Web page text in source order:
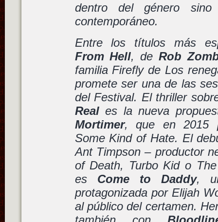
dentro del género
contemporáneo.
Entre los títulos más
From Hell, deRob
familia Firefly de Los
promete ser una de las
del Festival. El thriller
Reales la nueva
Mortimer, que en 2015
Some Kind of Hate. El
Ant Timpson – productor
of Death, Turbo Kido
es Come to Daddy,
protagonizada por Elijah
al público del certamen.